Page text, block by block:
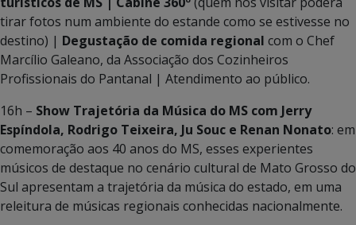
tirar fotos num ambiente do estande como se estivesse no
destino) | Degustação de comida regional com o Chef
Marcílio Galeano, da Associação dos Cozinheiros
Profissionais do Pantanal | Atendimento ao público.
16h – Show Trajetória da Música do MS com Jerry
Espíndola, Rodrigo Teixeira, Ju Souc e Renan Nonato: em
comemoração aos 40 anos do MS, esses experientes
músicos de destaque no cenário cultural de Mato Grosso do
Sul apresentam a trajetória da música do estado, em uma
releitura de músicas regionais conhecidas nacionalmente.